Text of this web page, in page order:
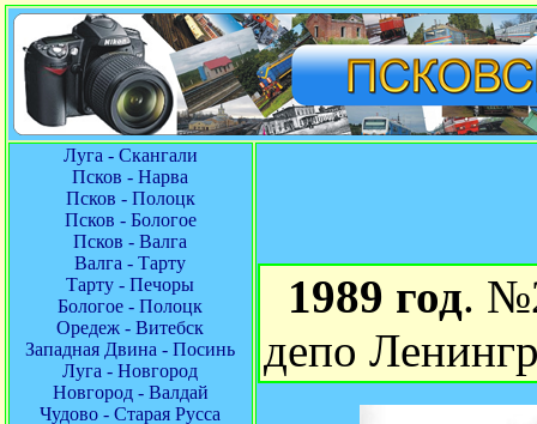
Луга - Скангали
Псков - Нарва
Псков - Полоцк
Псков - Бологое
Псков - Валга
Валга - Тарту
Тарту - Печоры
Бологое - Полоцк
Оредеж - Витебск
Западная Двина - Посинь
Луга - Новгород
Новгород - Валдай
Чудово - Старая Русса
1989 год.
депо